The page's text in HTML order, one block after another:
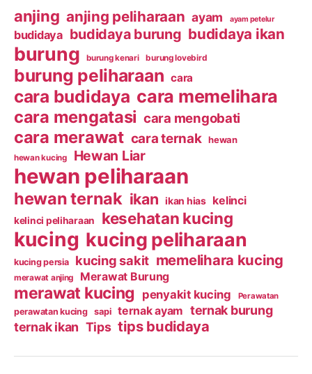
anjing anjing peliharaan ayam ayam petelur
budidaya budidaya burung budidaya ikan
burung burung kenari burung lovebird
burung peliharaan cara
cara budidaya cara memelihara
cara mengatasi cara mengobati
cara merawat cara ternak hewan
hewan kucing Hewan Liar
hewan peliharaan
hewan ternak ikan ikan hias kelinci
kelinci peliharaan kesehatan kucing
kucing kucing peliharaan
kucing persia kucing sakit memelihara kucing
merawat anjing Merawat Burung
merawat kucing penyakit kucing Perawatan
perawatan kucing sapi ternak ayam ternak burung
ternak ikan Tips tips budidaya